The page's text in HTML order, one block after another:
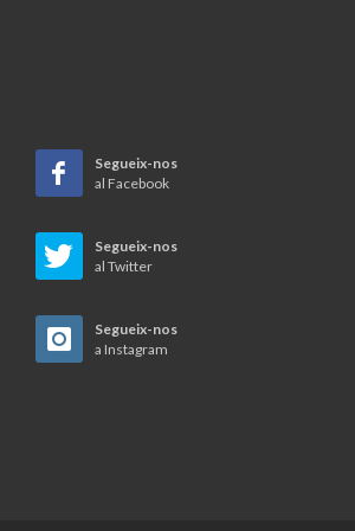
Segueix-nos
al Facebook
Segueix-nos
al Twitter
Segueix-nos
a Instagram